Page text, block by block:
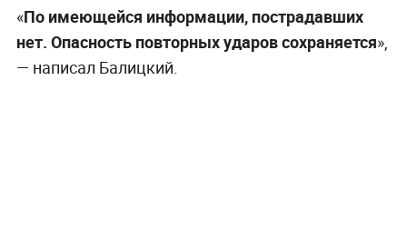
«По имеющейся информации, пострадавших
нет. Опасность повторных ударов сохраняется»,
— написал Балицкий.